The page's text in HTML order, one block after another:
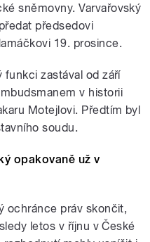
sněmovny. Varvařovský
předsedovi
19. prosince.
funkci zastával od září
v historii
Motejlovi. Předtím byl
soudu.
opakovaně už v
ochránce práv skončit,
letos v říjnu v České